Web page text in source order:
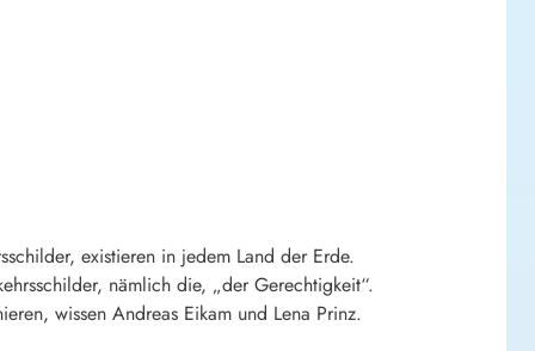
existieren in jedem Land der Erde.
nämlich die, „der Gerechtigkeit“.
wissen Andreas Eikam und Lena Prinz.